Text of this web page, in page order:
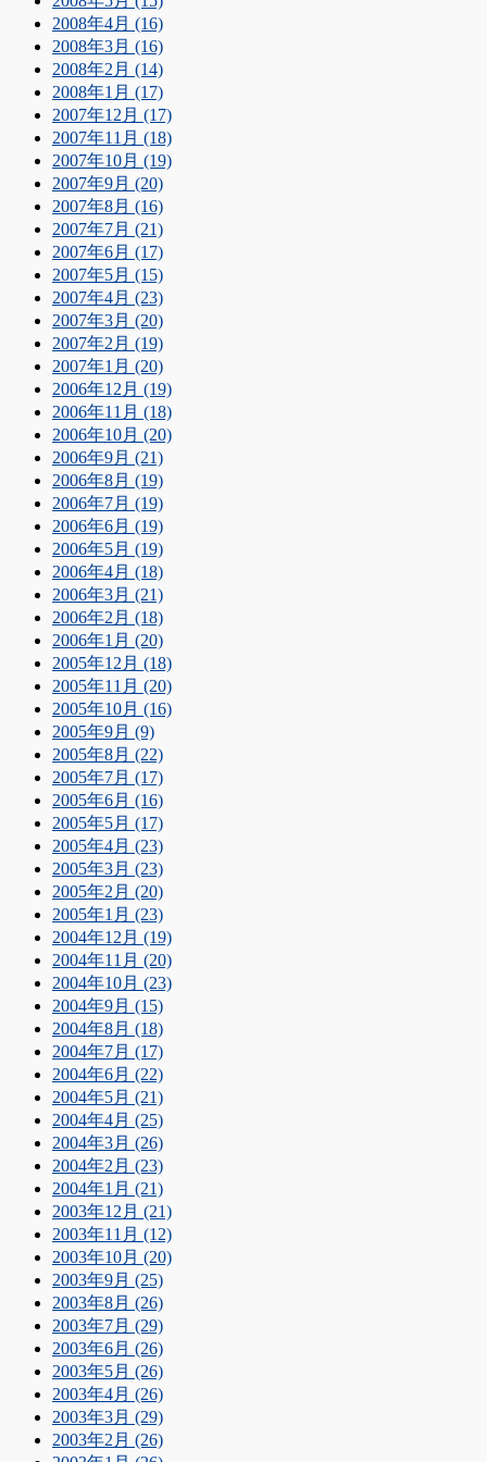
2008年4月 (16)
2008年3月 (16)
2008年2月 (14)
2008年1月 (17)
2007年12月 (17)
2007年11月 (18)
2007年10月 (19)
2007年9月 (20)
2007年8月 (16)
2007年7月 (21)
2007年6月 (17)
2007年5月 (15)
2007年4月 (23)
2007年3月 (20)
2007年2月 (19)
2007年1月 (20)
2006年12月 (19)
2006年11月 (18)
2006年10月 (20)
2006年9月 (21)
2006年8月 (19)
2006年7月 (19)
2006年6月 (19)
2006年5月 (19)
2006年4月 (18)
2006年3月 (21)
2006年2月 (18)
2006年1月 (20)
2005年12月 (18)
2005年11月 (20)
2005年10月 (16)
2005年9月 (9)
2005年8月 (22)
2005年7月 (17)
2005年6月 (16)
2005年5月 (17)
2005年4月 (23)
2005年3月 (23)
2005年2月 (20)
2005年1月 (23)
2004年12月 (19)
2004年11月 (20)
2004年10月 (23)
2004年9月 (15)
2004年8月 (18)
2004年7月 (17)
2004年6月 (22)
2004年5月 (21)
2004年4月 (25)
2004年3月 (26)
2004年2月 (23)
2004年1月 (21)
2003年12月 (21)
2003年11月 (12)
2003年10月 (20)
2003年9月 (25)
2003年8月 (26)
2003年7月 (29)
2003年6月 (26)
2003年5月 (26)
2003年4月 (26)
2003年3月 (29)
2003年2月 (26)